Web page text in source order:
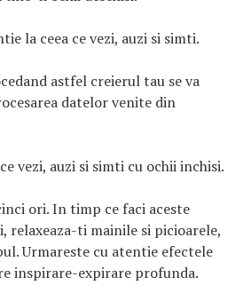
la ceea ce vezi, auzi si simti.
astfel creierul tau se va
datelor venite din
vezi, auzi si simti cu ochii inchisi.
ori. In timp ce faci aceste
relaxeaza-ti mainile si picioarele,
Urmareste cu atentie efectele
inspirare-expirare profunda.